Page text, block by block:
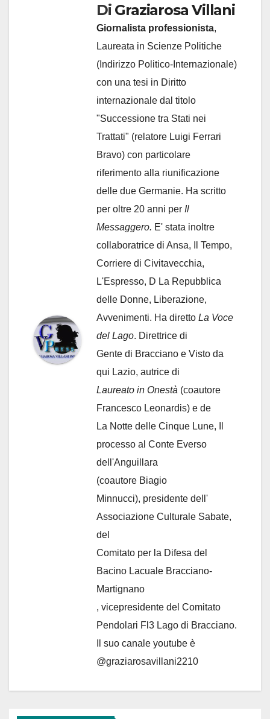
Di Graziarosa Villani
Giornalista professionista,
Laureata in Scienze Politiche
(Indirizzo Politico-Internazionale)
con una tesi in Diritto
internazionale dal titolo
"Successione tra Stati nei
Trattati" (relatore Luigi Ferrari
Bravo) con particolare
riferimento alla riunificazione
delle due Germanie. Ha scritto
per oltre 20 anni per Il
Messaggero. E' stata inoltre
collaboratrice di Ansa, Il Tempo,
Corriere di Civitavecchia,
L'Espresso, D La Repubblica
delle Donne, Liberazione,
Avvenimenti. Ha diretto La Voce
del Lago. Direttrice di
Gente di Bracciano e Visto da
qui Lazio, autrice di
Laureato in Onestà (coautore
Francesco Leonardis) e de
La Notte delle Cinque Lune, Il
processo al Conte Everso
dell'Anguillara
(coautore Biagio
Minnucci), presidente dell'
Associazione Culturale Sabate,
del
Comitato per la Difesa del
Bacino Lacuale Bracciano-
Martignano
, vicepresidente del Comitato
Pendolari Fl3 Lago di Bracciano.
Il suo canale youtube è
@graziarosavillani2210